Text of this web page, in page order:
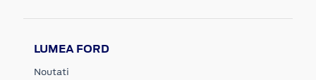
LUMEA FORD
Noutati